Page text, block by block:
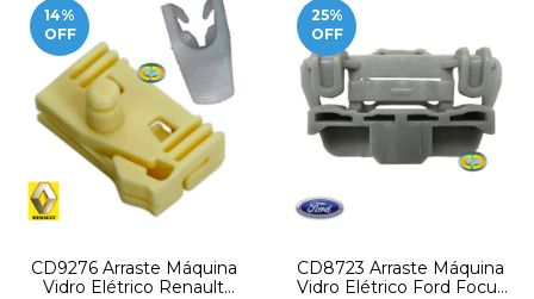
14%
OFF
CD9276 Arraste Máquina
Vidro Elétrico Renault
25%
OFF
CD8723 Arraste Máquina
Vidro Elétrico Ford Focus